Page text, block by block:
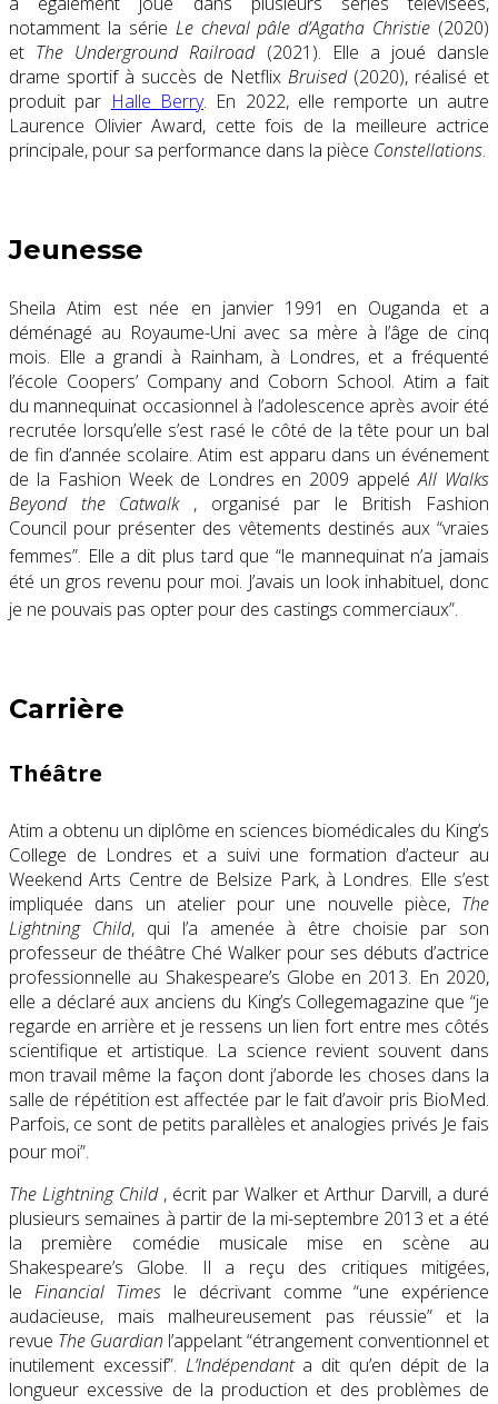
notamment la série Le cheval pâle d’Agatha Christie (2020)
et The Underground Railroad(2021). Elle a joué dansle
drame sportif à succès de Netflix Bruised(2020), réalisé et
produit par Halle Berry. En 2022, elle remporte un autre
Laurence Olivier Award, cette fois de la meilleure actrice
principale, pour sa performance dans la pièce Constellations.
Jeunesse
Sheila Atim est née en janvier 1991 en Ouganda et a
déménagé au Royaume-Uni avec sa mère à l’âge de cinq
mois. Elle a grandi à Rainham, à Londres, et a fréquenté
l’école Coopers’ Company and Coborn School. Atim a fait
du mannequinat occasionnel à l’adolescence après avoir été
recrutée lorsqu’elle s’est rasé le côté de la tête pour un bal
de fin d’année scolaire. Atim est apparu dans un événement
de la Fashion Week de Londres en 2009 appeléAll Walks
Beyond the Catwalk, organisé par le British Fashion
Council pour présenter des vêtements destinés aux “vraies
femmes”. Elle a dit plus tard que “le mannequinat n’a jamais
été un gros revenu pour moi. J’avais un look inhabituel, donc
je ne pouvais pas opter pour des castings commerciaux”.
Carrière
Théâtre
Atim a obtenu un diplôme en sciences biomédicales du King’s
College de Londres et a suivi une formation d’acteur au
Weekend Arts Centre de Belsize Park, à Londres. Elle s’est
impliquée dans un atelier pour une nouvelle pièce, The
Lightning Child, qui l’a amenée à être choisie par son
professeur de théâtre Ché Walker pour ses débuts d’actrice
professionnelle au Shakespeare’s Globe en 2013. En 2020,
elle a déclaré aux anciens du King’s Collegemagazine que “je
regarde en arrière et je ressens un lien fort entre mes côtés
scientifique et artistique. La science revient souvent dans
mon travail même la façon dont j’aborde les choses dans la
salle de répétition est affectée par le fait d’avoir pris BioMed.
Parfois, ce sont de petits parallèles et analogies privés Je fais
pour moi”.
The Lightning Child, écrit par Walker et Arthur Darvill, a duré
plusieurs semaines à partir de la mi-septembre 2013 et a été
la première comédie musicale mise en scène au
Shakespeare’s Globe. Il a reçu des critiques mitigées,
le Financial Times le décrivant comme “une expérience
audacieuse, mais malheureusement pas réussie” et la
revue The Guardian l’appelant “étrangement conventionnel et
inutilement excessif”. L’Indépendanta dit qu’en dépit de la
longueur excessive de la production et des problèmes de